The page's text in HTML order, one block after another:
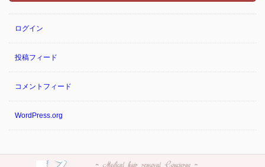
ログイン
投稿フィード
コメントフィード
WordPress.org